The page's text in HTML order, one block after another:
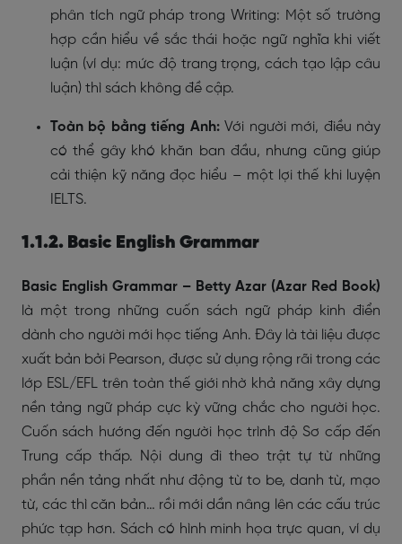
phân tích ngữ pháp trong Writing: Một số trường
hợp cần hiểu về sắc thái hoặc ngữ nghĩa khi viết
luận (ví dụ: mức độ trang trọng, cách tạo lập câu
luận) thì sách không đề cập.
Toàn bộ bằng tiếng Anh:Với người mới, điều này
có thể gây khó khăn ban đầu, nhưng cũng giúp
cải thiện kỹ năng đọc hiểu – một lợi thế khi luyện
IELTS.
1.1.2. Basic English Grammar
Basic English Grammar – Betty Azar (Azar Red Book)
là một trong những cuốn sách ngữ pháp kinh điển
dành cho người mới học tiếng Anh. Đây là tài liệu được
xuất bản bởi Pearson, được sử dụng rộng rãi trong các
lớp ESL/EFL trên toàn thế giới nhờ khả năng xây dựng
nền tảng ngữ pháp cực kỳ vững chắc cho người học.
Cuốn sách hướng đến người học trình độ Sơ cấp đến
Trung cấp thấp. Nội dung đi theo trật tự từ những
phần nền tảng nhất như động từ to be, danh từ, mạo
từ, các thì căn bản… rồi mới dần nâng lên các cấu trúc
phức tạp hơn. Sách có hình minh họa trực quan, ví dụ